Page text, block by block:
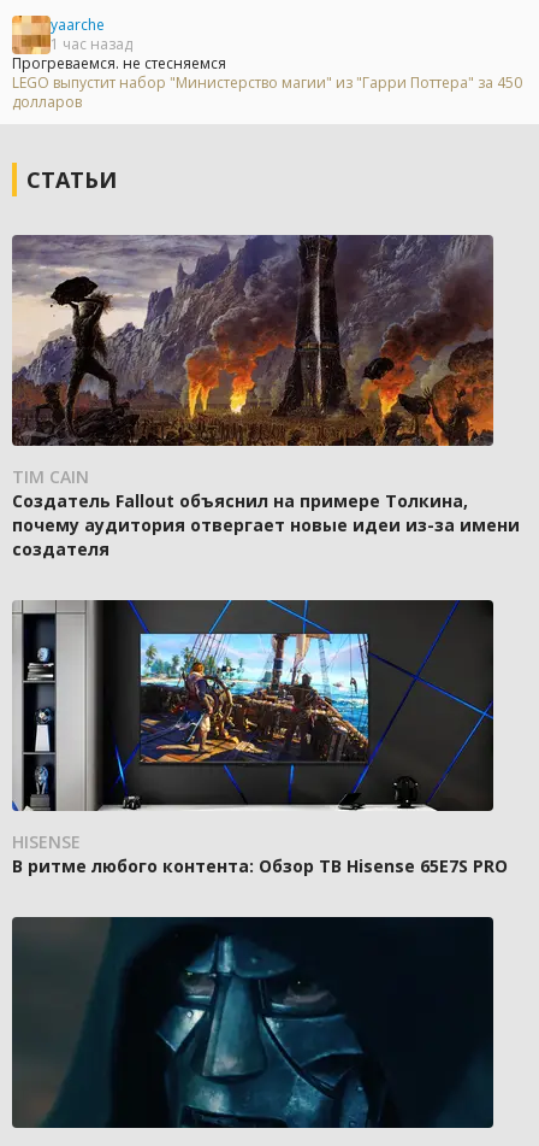
yaarche
1 час назад
Прогреваемся. не стесняемся
LEGO выпустит набор "Министерство магии" из "Гарри Поттера" за 450
долларов
СТАТЬИ
TIM CAIN
Создатель Fallout объяснил на примере Толкина,
почему аудитория отвергает новые идеи из-за имени
создателя
HISENSE
В ритме любого контента: Обзор ТВ Hisense 65E7S PRO